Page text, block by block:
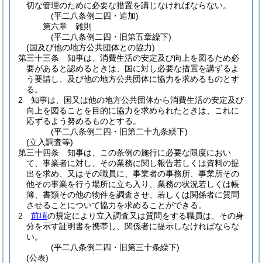
切な管理のために必要な措置を講じなければならない。
(平二八条例二四・追加)
第六章
雑則
(平二八条例二四・旧第五章繰下)
(国及び他の地方公共団体との協力)
第三十三条
知事は、消費生活の安定及び向上を図るため必
要があると認めるときは、国に対し必要な措置を講ずるよ
う要請し、及び他の地方公共団体に協力を求めるものとす
る。
2
知事は、国又は他の地方公共団体から消費生活の安定及び
向上を図ることを目的に協力を求められたときは、これに
応ずるよう努めるものとする。
(平二八条例二四・旧第二十九条繰下)
(立入調査等)
第三十四条
知事は、この条例の施行に必要な限度におい
て、事業者に対し、その業務に関し報告若しくは資料の提
出を求め、又はその職員に、事業者の事務所、事業所その
他その事業を行う場所に立ち入り、業務の状況若しくは帳
簿、書類その他の物件を調査させ、若しくは関係者に質問
させることについて協力を求めることができる。
2
前項の規定により立入調査又は質問をする職員は、その身
分を示す証明書を携帯し、関係者に提示しなければならな
い。
(平二八条例二四・旧第三十条繰下)
(公表)